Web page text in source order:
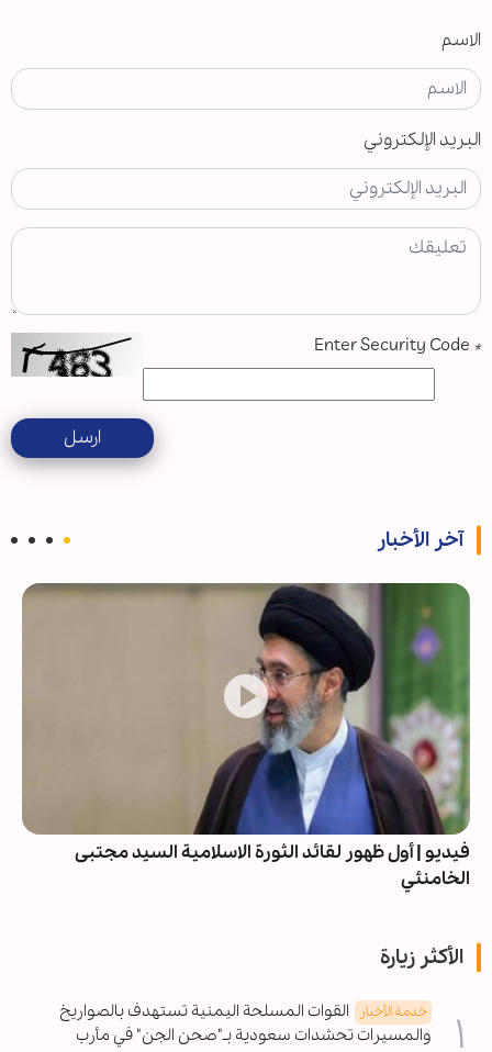
الاسم
البريد الإلكتروني
*
ارسل
آخر الأخبار
فيديو | أول ظهور لقائد الثورة الاسلامية السيد مجتبى
الخامنئي
الأكثر زيارة
خدمة الأخبار
القوات المسلحة اليمنية تستهدف بالصواريخ
والمسيرات تحشدات سعودية بـ"صحن الجن" في مأرب